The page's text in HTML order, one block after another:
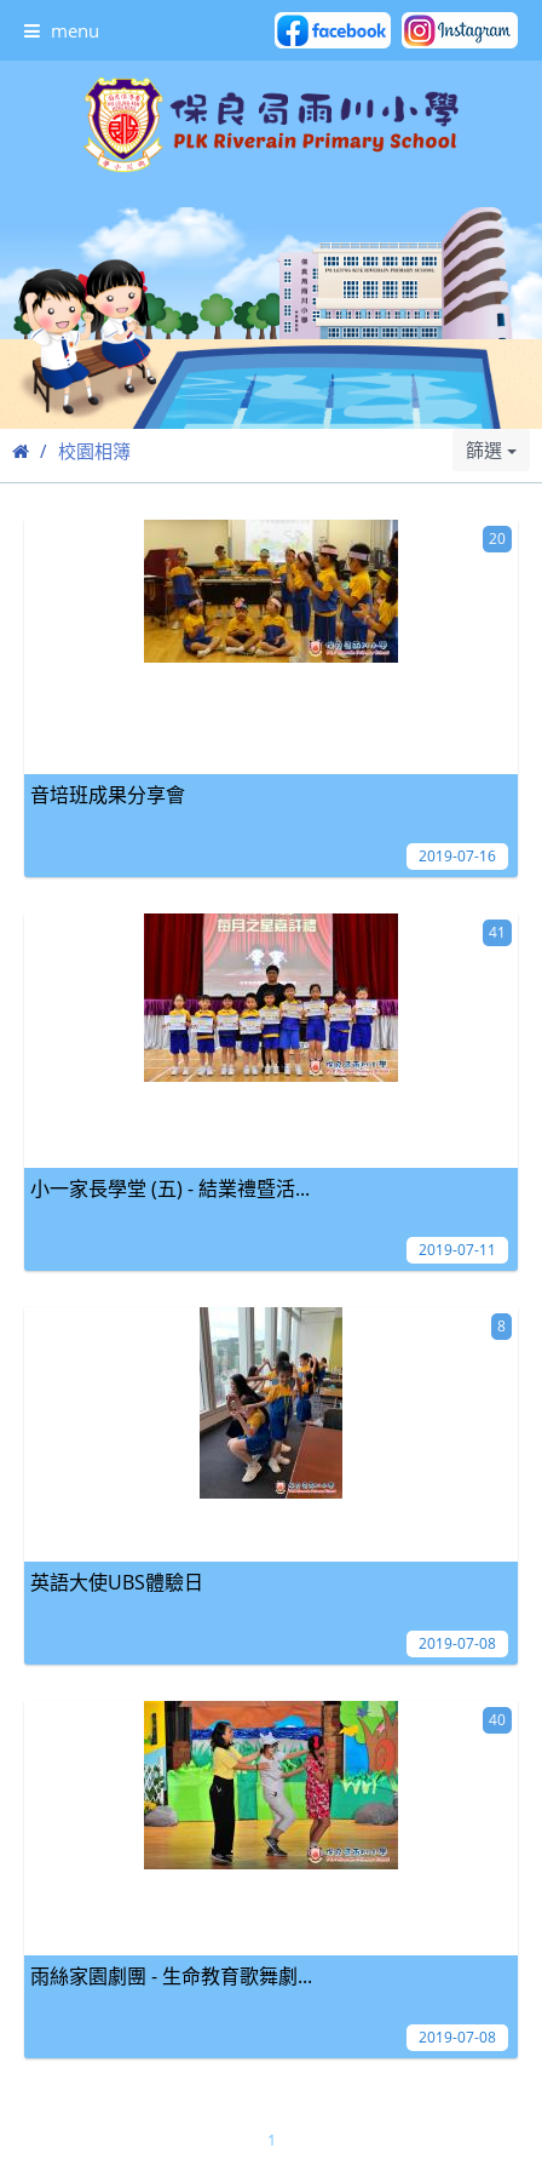
menu
校園相簿 篩選
音培班成果分享會
20
2019-07-16
小一家長學堂 (五) - 結業禮暨活...
41
2019-07-11
英語大使UBS體驗日
8
2019-07-08
雨絲家園劇團 - 生命教育歌舞劇...
40
2019-07-08
1